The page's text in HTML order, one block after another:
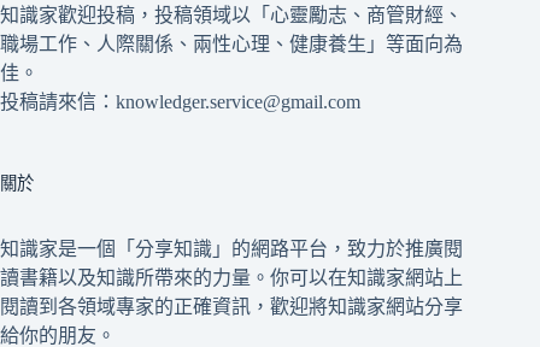
知識家歡迎投稿，投稿領域以「心靈勵志、商管財經、
職場工作、人際關係、兩性心理、健康養生」等面向為
佳。
投稿請來信：knowledger.service@gmail.com
關於
知識家是一個「分享知識」的網路平台，致力於推廣閱
讀書籍以及知識所帶來的力量。你可以在知識家網站上
閱讀到各領域專家的正確資訊，歡迎將知識家網站分享
給你的朋友。